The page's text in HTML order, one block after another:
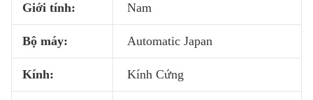
Giới tính: Nam
Bộ máy: Automatic Japan
Kính: Kính Cứng